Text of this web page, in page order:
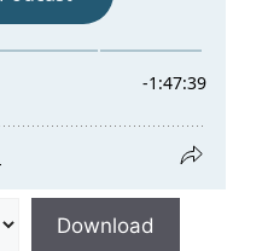
Download